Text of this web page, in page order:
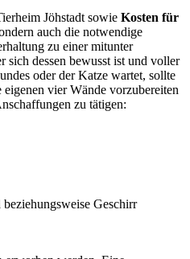
Jöhstadt sowie Kosten für
auch die notwendige
zu einer mitunter
sich dessen bewusst ist und voller
oder der Katze wartet, sollte
vier Wände vorzubereiten
zu tätigen:
Geschirr